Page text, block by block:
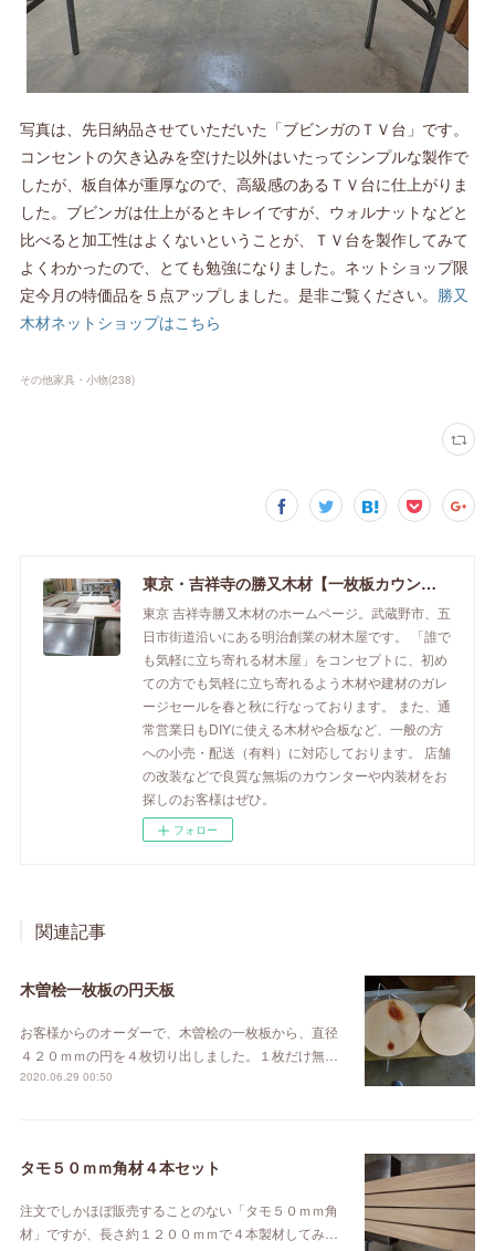
写真は、先日納品させていただいた「ブビンガのＴＶ台」です。
コンセントの欠き込みを空けた以外はいたってシンプルな製作で
したが、板自体が重厚なので、高級感のあるＴＶ台に仕上がりま
した。ブビンガは仕上がるとキレイですが、ウォルナットなどと
比べると加工性はよくないということが、ＴＶ台を製作してみて
よくわかったので、とても勉強になりました。ネットショップ限
定今月の特価品を５点アップしました。是非ご覧ください。 勝又
木材ネットショップはこちら
その他家具・小物(238)
東京・吉祥寺の勝又木材【一枚板カウンター】
東京 吉祥寺勝又木材のホームページ。武蔵野市、五
日市街道沿いにある明治創業の材木屋です。 「誰で
も気軽に立ち寄れる材木屋」をコンセプトに、初め
ての方でも気軽に立ち寄れるよう木材や建材のガレ
ージセールを春と秋に行なっております。 また、通
常営業日もDIYに使える木材や合板など、一般の方
への小売・配送（有料）に対応しております。 店舗
の改装などで良質な無垢のカウンターや内装材をお
探しのお客様はぜひ。
フォロー
関連記事
木曽桧一枚板の円天板
お客様からのオーダーで、木曽桧の一枚板から、直径
４２０ｍｍの円を４枚切り出しました。１枚だけ無…
2020.06.29 00:50
タモ５０ｍｍ角材４本セット
注文でしかほぼ販売することのない「タモ５０ｍｍ角
材」ですが、長さ約１２００ｍｍで４本製材してみ…